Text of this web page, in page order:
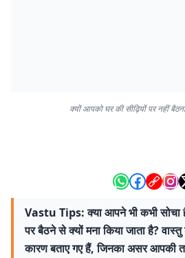
क्यों आपको घर की सीढ़ियों पर नहीं
Vastu Tips: क्या आपने भी कभी सोचा
पर बैठने से क्यों मना किया जाता है?
कारण बताए गए हैं, जिनका असर आपकी